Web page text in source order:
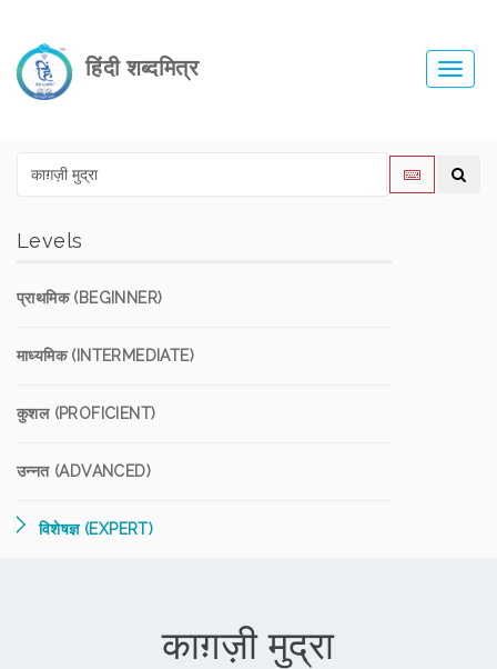
हिंदी शब्दमित्र
Levels
प्राथमिक (BEGINNER)
माध्यमिक (INTERMEDIATE)
कुशल (PROFICIENT)
उन्नत (ADVANCED)
विशेषज्ञ (EXPERT)
काग़ज़ी मुद्रा